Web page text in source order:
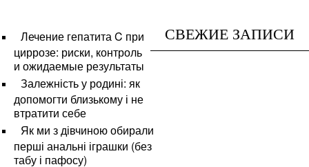
СВЕЖИЕ ЗАПИСИ
Лечение гепатита C при
циррозе: риски, контроль
и ожидаемые результаты
Залежність у родині: як
допомогти близькому і не
втратити себе
Як ми з дівчиною обирали
перші анальні іграшки (без
табу і пафосу)